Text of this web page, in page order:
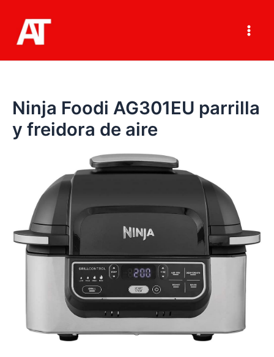
contenido
Main
Ninja Foodi AG301EU parrilla
y freidora de aire